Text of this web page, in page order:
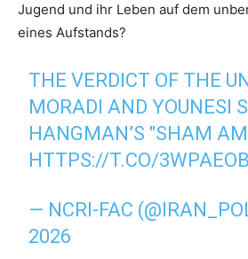
Jugend und ihr Leben auf dem
eines Aufstands?
THE VERDICT OF THE
MORADI AND YOUNESI
HANGMAN’S "SHAM
HTTPS://T.CO/
— NCRI-FAC
2026